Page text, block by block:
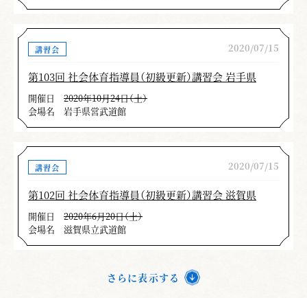
講習会 2020/07/15
第103回 社会体育指導員（初級更新）講習会 岩手県
開催日
2020年10月24日（土）
会場名
岩手県営武道館
講習会 2020/07/15
第102回 社会体育指導員（初級更新）講習会 滋賀県
開催日
2020年6月20日（土）
会場名
滋賀県立武道館
さらに表示する